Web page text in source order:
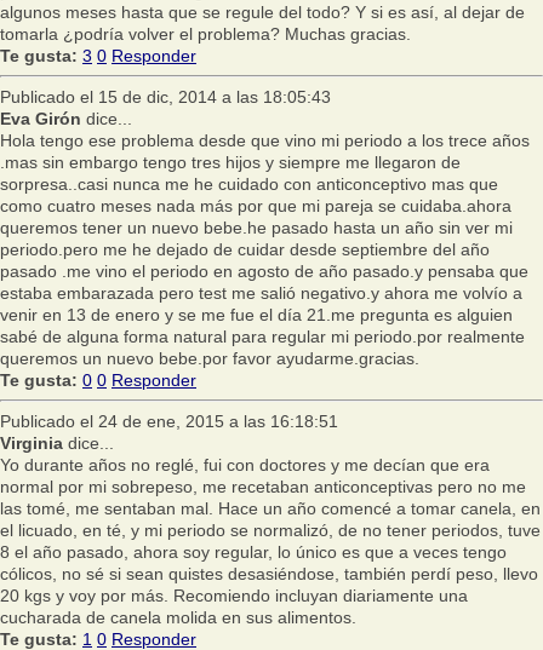
algunos meses hasta que se regule del todo? Y si es así, al dejar de
tomarla ¿podría volver el problema? Muchas gracias.
Te gusta: 3 0 Responder
Publicado el 15 de dic, 2014 a las 18:05:43
Eva Girón dice...
Hola tengo ese problema desde que vino mi periodo a los trece años
.mas sin embargo tengo tres hijos y siempre me llegaron de
sorpresa..casi nunca me he cuidado con anticonceptivo mas que
como cuatro meses nada más por que mi pareja se cuidaba.ahora
queremos tener un nuevo bebe.he pasado hasta un año sin ver mi
periodo.pero me he dejado de cuidar desde septiembre del año
pasado .me vino el periodo en agosto de año pasado.y pensaba que
estaba embarazada pero test me salió negativo.y ahora me volvío a
venir en 13 de enero y se me fue el día 21.me pregunta es alguien
sabé de alguna forma natural para regular mi periodo.por realmente
queremos un nuevo bebe.por favor ayudarme.gracias.
Te gusta: 0 0 Responder
Publicado el 24 de ene, 2015 a las 16:18:51
Virginia dice...
Yo durante años no reglé, fui con doctores y me decían que era
normal por mi sobrepeso, me recetaban anticonceptivas pero no me
las tomé, me sentaban mal. Hace un año comencé a tomar canela, en
el licuado, en té, y mi periodo se normalizó, de no tener periodos, tuve
8 el año pasado, ahora soy regular, lo único es que a veces tengo
cólicos, no sé si sean quistes desasiéndose, también perdí peso, llevo
20 kgs y voy por más. Recomiendo incluyan diariamente una
cucharada de canela molida en sus alimentos.
Te gusta: 1 0 Responder